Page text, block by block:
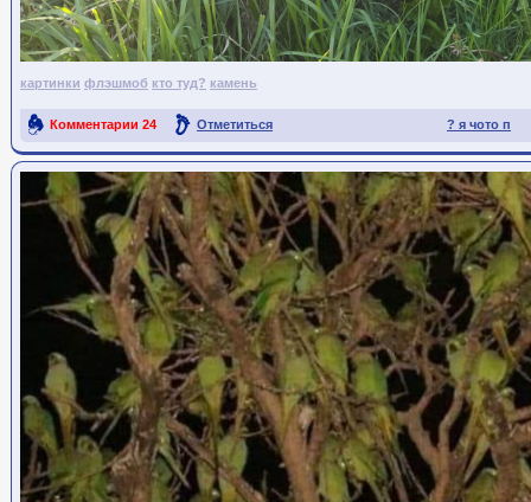
картинки флэшмоб кто туд? камень
? я чото п
Комментарии 24 Отметиться
Ссылка на пост